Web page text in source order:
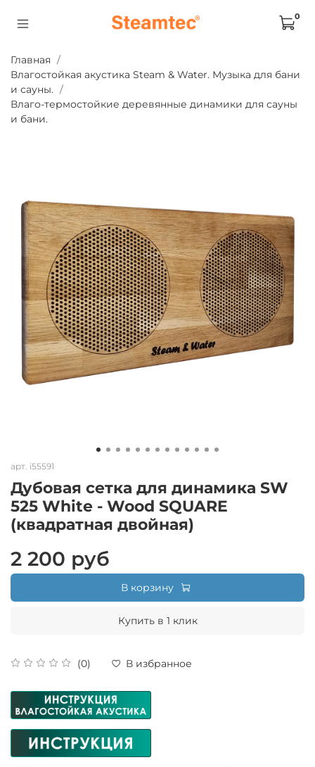
0
Главная
Влагостойкая акустика Steam & Water. Музыка для бани
и сауны.
Влаго-термостойкие деревянные динамики для сауны
и бани.
арт. i55591
Дубовая сетка для динамика SW
525 White - Wood SQUARE
(квадратная двойная)
(0) В избранное
2 200 руб
В корзину
Купить в 1 клик